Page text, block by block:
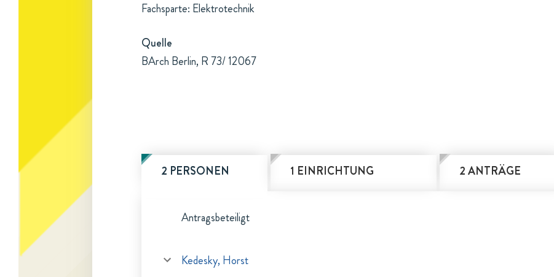
Fachsparte: Elektrotechnik
Quelle
BArch Berlin, R 73/ 12067
2 PERSONEN 1 EINRICHTUNG 2 ANTRÄGE
Antragsbeteiligt
Kedesky, Horst